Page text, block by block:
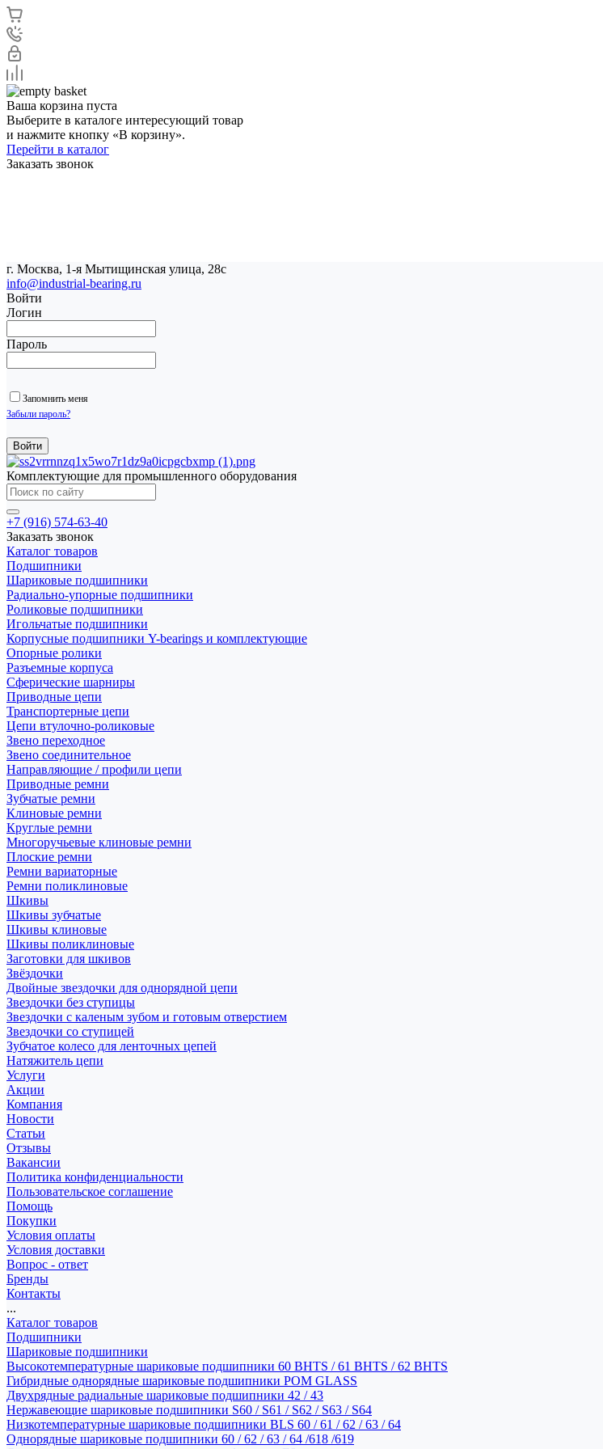
Ваша корзина пуста
Выберите в каталоге интересующий товар
и нажмите кнопку «В корзину».
Перейти в каталог
Заказать звонок
г. Москва, 1-я Мытищинская улица, 28с
info@industrial-bearing.ru
Войти
Логин
Пароль
Запомнить меня
Забыли пароль?
Комплектующие для промышленного оборудования
+7 (916) 574-63-40
Заказать звонок
Каталог товаров
Подшипники
Шариковые подшипники
Радиально-упорные подшипники
Роликовые подшипники
Игольчатые подшипники
Корпусные подшипники Y-bearings и комплектующие
Опорные ролики
Разъемные корпуса
Сферические шарниры
Приводные цепи
Транспортерные цепи
Цепи втулочно-роликовые
Звено переходное
Звено соединительное
Направляющие / профили цепи
Приводные ремни
Зубчатые ремни
Клиновые ремни
Круглые ремни
Многоручьевые клиновые ремни
Плоские ремни
Ремни вариаторные
Ремни поликлиновые
Шкивы
Шкивы зубчатые
Шкивы клиновые
Шкивы поликлиновые
Заготовки для шкивов
Звёздочки
Двойные звездочки для однорядной цепи
Звездочки без ступицы
Звездочки с каленым зубом и готовым отверстием
Звездочки со ступицей
Зубчатое колесо для ленточных цепей
Натяжитель цепи
Услуги
Акции
Компания
Новости
Статьи
Отзывы
Вакансии
Политика конфиденциальности
Пользовательское соглашение
Помощь
Покупки
Условия оплаты
Условия доставки
Вопрос - ответ
Бренды
Контакты
...
Каталог товаров
Подшипники
Шариковые подшипники
Высокотемпературные шариковые подшипники 60 BHTS / 61 BHTS / 62 BHTS
Гибридные однорядные шариковые подшипники POM GLASS
Двухрядные радиальные шариковые подшипники 42 / 43
Нержавеющие шариковые подшипники S60 / S61 / S62 / S63 / S64
Низкотемпературные шариковые подшипники BLS 60 / 61 / 62 / 63 / 64
Однорядные шариковые подшипники 60 / 62 / 63 / 64 /618 /619